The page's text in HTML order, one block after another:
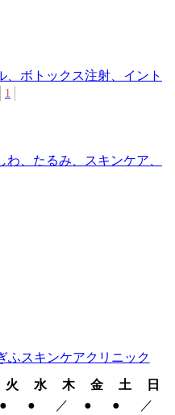
ボトックス注射、イント
1
、たるみ、スキンケア、
火 水 木 金 土
日
● ● ／ ● ● ／